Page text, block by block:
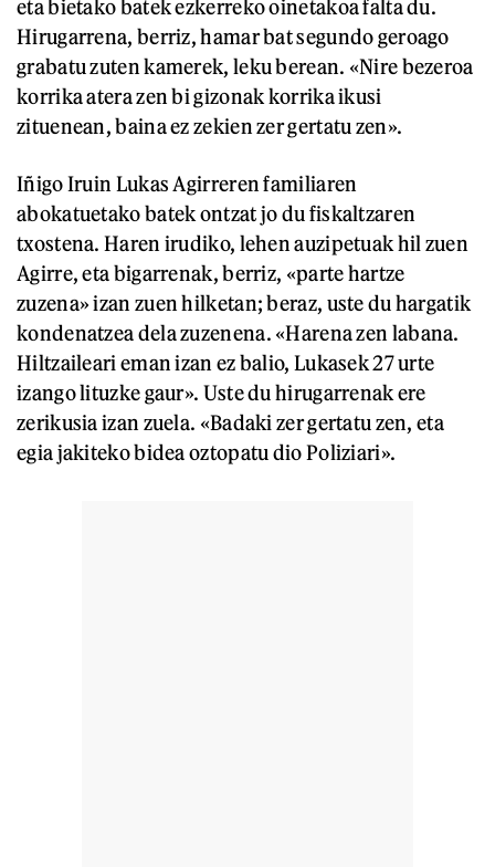
eta bietako batek ezkerreko oinetakoa falta du.
Hirugarrena, berriz, hamar bat segundo geroago
grabatu zuten kamerek, leku berean. «Nire bezeroa
korrika atera zen bi gizonak korrika ikusi
zituenean, baina ez zekien zer gertatu zen».
Iñigo Iruin Lukas Agirreren familiaren
abokatuetako batek ontzat jo du fiskaltzaren
txostena. Haren irudiko, lehen auzipetuak hil zuen
Agirre, eta bigarrenak, berriz, «parte hartze
zuzena» izan zuen hilketan; beraz, uste du hargatik
kondenatzea dela zuzenena. «Harena zen labana.
Hiltzaileari eman izan ez balio, Lukasek 27 urte
izango lituzke gaur». Uste du hirugarrenak ere
zerikusia izan zuela. «Badaki zer gertatu zen, eta
egia jakiteko bidea oztopatu dio Poliziari».